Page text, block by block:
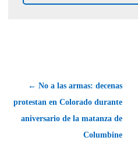
← No a las armas: decenas
protestan en Colorado durante
aniversario de la matanza de
Columbine